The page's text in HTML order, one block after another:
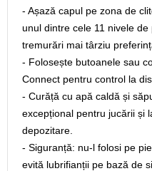
- Așază capul pe zona de
unul dintre cele 11 nivele
tremurări mai târziu
- Folosește butoanele sau
Connect pentru control la
- Curăță cu apă caldă și
excepțional pentru jucării și
depozitare.
- Siguranță: nu-l folosi pe
evită lubrifianții pe bază de